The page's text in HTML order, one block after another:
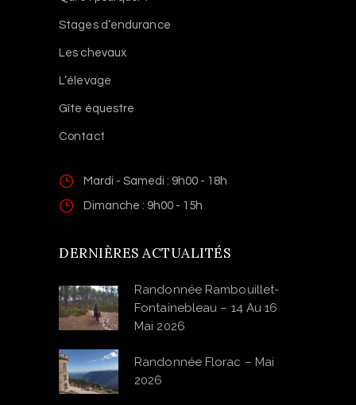
Raid Al Andalus
Qui et pourquoi ?
Stages d’endurance
Les chevaux
L’élevage
Contact
Dimanche : 9h00 - 15h
DERNIÈRES ACTUALITÉS
Fontainebleau – 14 Au 16
Mai 2026